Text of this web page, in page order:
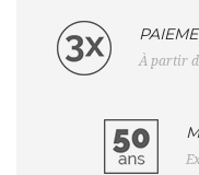
À partir